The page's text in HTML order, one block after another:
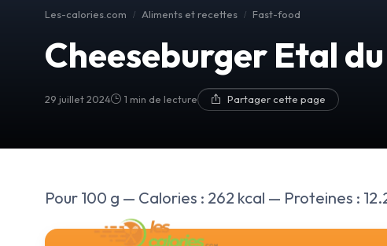
Les-calories.com Aliments et recettes Fast-food
Cheeseburger Etal
29 juillet 2024 1 min de lecture Partager cette page
Pour 100 g — Calories : 262 kcal — Proteines :